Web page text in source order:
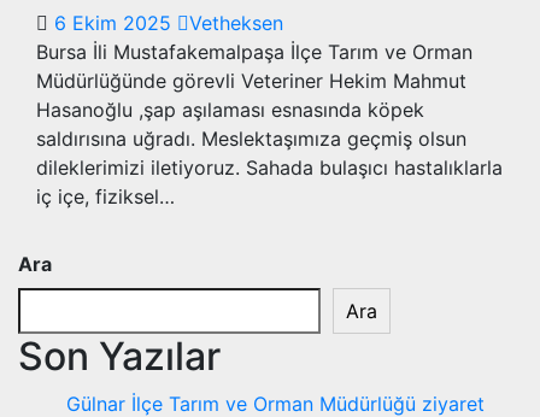
6 Ekim 2025
Vetheksen
Bursa İli Mustafakemalpaşa İlçe Tarım ve Orman
Müdürlüğünde görevli Veteriner Hekim Mahmut
Hasanoğlu ,şap aşılaması esnasında köpek
saldırısına uğradı. Meslektaşımıza geçmiş olsun
dileklerimizi iletiyoruz. Sahada bulaşıcı hastalıklarla
iç içe, fiziksel…
Ara
Ara
Son Yazılar
Gülnar İlçe Tarım ve Orman Müdürlüğü ziyaret